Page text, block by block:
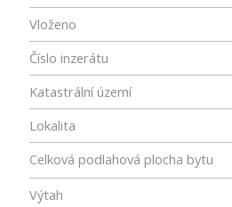
Vloženo
Číslo inzerátu
Katastrální území
Lokalita
Celková podlahová plocha bytu
Výtah